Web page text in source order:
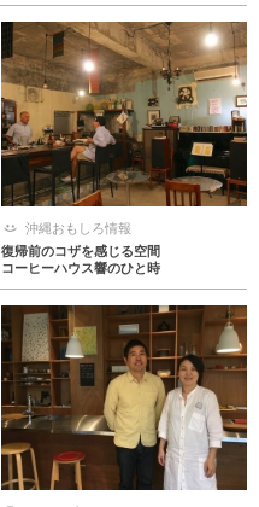
沖縄おもしろ情報
復帰前のコザを感じる空間
コーヒーハウス響のひと時